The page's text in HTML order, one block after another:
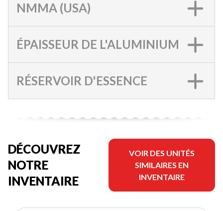
NMMA (USA)
ÉPAISSEUR DE L'ALUMINIUM
RÉSERVOIR D'ESSENCE
DÉCOUVREZ
NOTRE
INVENTAIRE
VOIR DES UNITÉS
SIMILAIRES EN
INVENTAIRE